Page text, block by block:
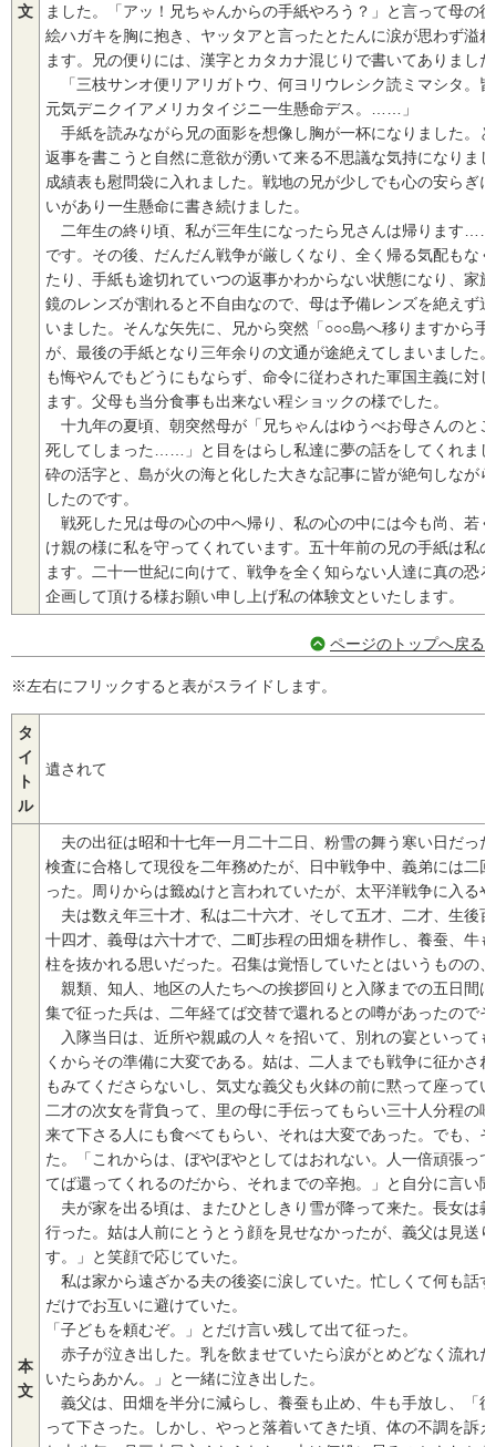
文
ました。「アッ！兄ちゃんからの手紙やろう？」と言って母の
絵ハガキを胸に抱き、ヤッタアと言ったとたんに涙が思わず溢
ます。兄の便りには、漢字とカタカナ混じりで書いてありまし
「三枝サンオ便リアリガトウ、何ヨリウレシク読ミマシタ。
元気デニクイアメリカタイジニ一生懸命デス。……」
手紙を読みながら兄の面影を想像し胸が一杯になりました。
返事を書こうと自然に意欲が湧いて来る不思議な気持になりま
成績表も慰問袋に入れました。戦地の兄が少しでも心の安らぎ
いがあり一生懸命に書き続けました。
二年生の終り頃、私が三年生になったら兄さんは帰ります
です。その後、だんだん戦争が厳しくなり、全く帰る気配もな
たり、手紙も途切れていつの返事かわからない状態になり、家
鏡のレンズが割れると不自由なので、母は予備レンズを絶えず
いました。そんな矢先に、兄から突然「○○○島へ移りますから
が、最後の手紙となり三年余りの文通が途絶えてしまいました
も悔やんでもどうにもならず、命令に従わされた軍国主義に対
ます。父母も当分食事も出来ない程ショックの様でした。
十九年の夏頃、朝突然母が「兄ちゃんはゆうべお母さんのと
死してしまった……」と目をはらし私達に夢の話をしてくれま
砕の活字と、島が火の海と化した大きな記事に皆が絶句しなが
したのです。
戦死した兄は母の心の中へ帰り、私の心の中には今も尚、若
け親の様に私を守ってくれています。五十年前の兄の手紙は私
ます。二十一世紀に向けて、戦争を全く知らない人達に真の恐
企画して頂ける様お願い申し上げ私の体験文といたします。
ページのトップへ戻る
※左右にフリックすると表がスライドします。
タ
イ
ト
ル
遺されて
本
文
夫の出征は昭和十七年一月二十二日、粉雪の舞う寒い日だっ
検査に合格して現役を二年務めたが、日中戦争中、義弟には二
った。周りからは籤ぬけと言われていたが、太平洋戦争に入る
夫は数え年三十才、私は二十六才、そして五才、二才、生後
十四才、義母は六十才で、二町歩程の田畑を耕作し、養蚕、牛
柱を抜かれる思いだった。召集は覚悟していたとはいうものの
親類、知人、地区の人たちへの挨拶回りと入隊までの五日間
集で征った兵は、二年経てば交替で還れるとの噂があったので
入隊当日は、近所や親戚の人々を招いて、別れの宴といって
くからその準備に大変である。姑は、二人までも戦争に征かさ
もみてくださらないし、気丈な義父も火鉢の前に黙って座って
二才の次女を背負って、里の母に手伝ってもらい三十人分程の
来て下さる人にも食べてもらい、それは大変であった。でも、
た。「これからは、ぼやぼやとしてはおれない。人一倍頑張っ
てば還ってくれるのだから、それまでの辛抱。」と自分に言い
夫が家を出る頃は、またひとしきり雪が降って来た。長女は
行った。姑は人前にとうとう顔を見せなかったが、義父は見送
す。」と笑顔で応じていた。
私は家から遠ざかる夫の後姿に涙していた。忙しくて何も話
だけでお互いに避けていた。
「子どもを頼むぞ。」とだけ言い残して出て征った。
赤子が泣き出した。乳を飲ませていたら涙がとめどなく流れ
いたらあかん。」と一緒に泣き出した。
義父は、田畑を半分に減らし、養蚕も止め、牛も手放し、「
って下さった。しかし、やっと落着いてきた頃、体の不調を訴